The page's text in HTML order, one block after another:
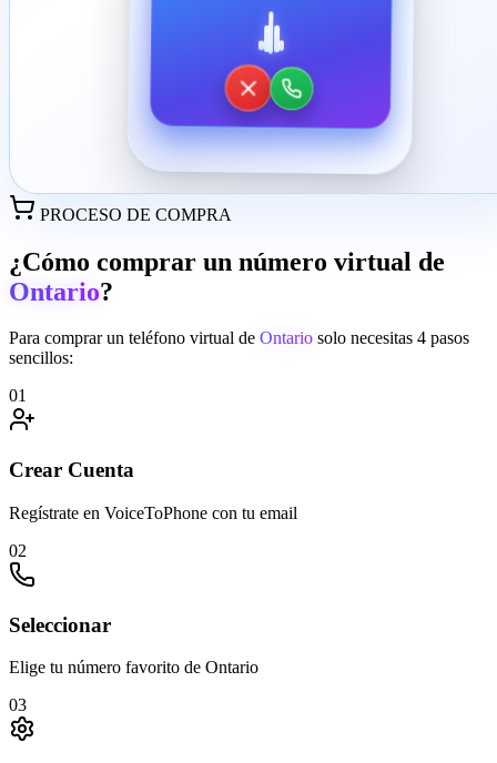
PROCESO DE COMPRA
¿Cómo comprar un número virtual de
Ontario?
Para comprar un teléfono virtual de Ontario solo necesitas 4 pasos
sencillos:
01
Crear Cuenta
Regístrate en VoiceToPhone con tu email
02
Seleccionar
Elige tu número favorito de Ontario
03